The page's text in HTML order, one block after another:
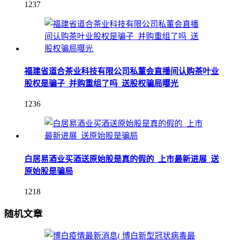
1237
福建省道合茶业科技有限公司私董会直播间认购茶叶业
股权是骗子_并购重组了吗_送股权骗局曝光
1236
白居易酒业买酒送原始股是真的假的_上市最新进展_送
原始股是骗局
1218
随机文章